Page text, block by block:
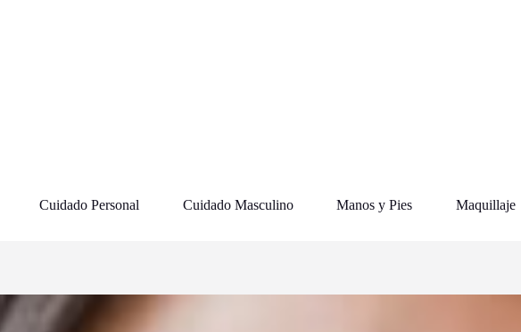
Cuidado Personal Cuidado Masculino Manos y Pies Maquillaje